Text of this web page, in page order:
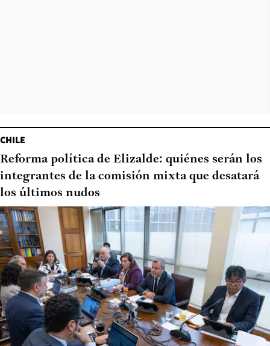
CHILE
Reforma política de Elizalde: quiénes serán los
integrantes de la comisión mixta que desatará
los últimos nudos